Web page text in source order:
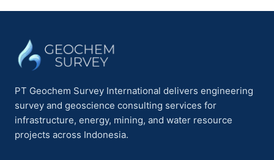
PT Geochem Survey International delivers engineering
survey and geoscience consulting services for
infrastructure, energy, mining, and water resource
projects across Indonesia.